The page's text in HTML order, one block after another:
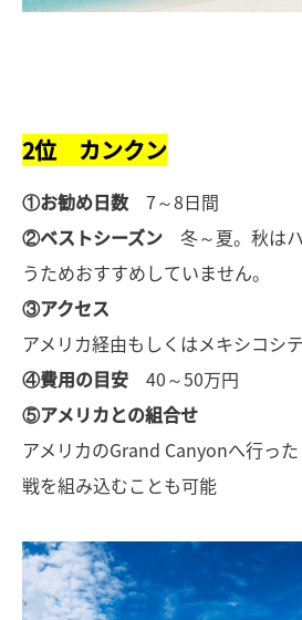
2位 カンクン
①お勧め日数 7～8日間
②ベストシーズン 冬～夏。秋は
うためおすすめしていません。
③アクセス
アメリカ経由もしくはメキシコシ
④費用の目安 40～50万円
⑤アメリカとの組合せ
アメリカのGrand Canyonへ行っ
戦を組み込むことも可能